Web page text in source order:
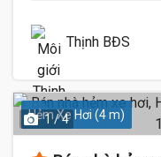
Thịnh BĐS
Hẻm Xe Hơi (4 m)
1 / 4